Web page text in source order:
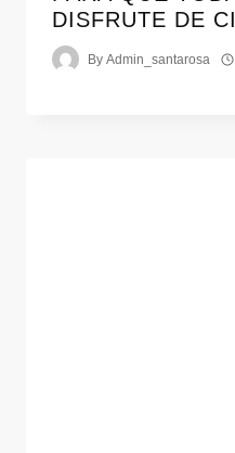
DISFRUTE DE
By Admin_santarosa